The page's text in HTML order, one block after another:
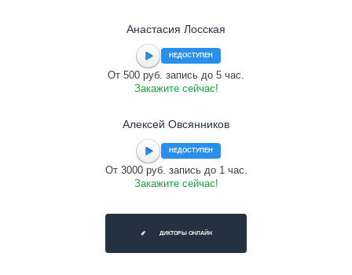
Анастасия Лосская
НЕДОСТУПЕН
От 500 руб. запись до 5 час.
Закажите сейчас!
Алексей Овсянников
НЕДОСТУПЕН
От 3000 руб. запись до 1 час.
Закажите сейчас!
ДИКТОРЫ ОНЛАЙН